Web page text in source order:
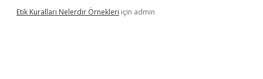
Etik Kuralları Nelerdir Örnekleri için admin